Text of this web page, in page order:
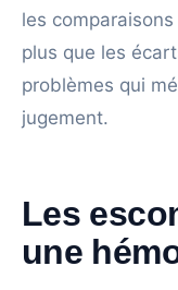
les
plus que les
problèmes qui
jugement.
Les
une